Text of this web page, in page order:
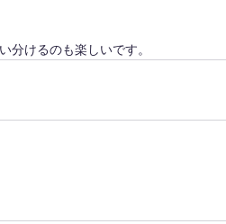
分けるのも楽しいです。